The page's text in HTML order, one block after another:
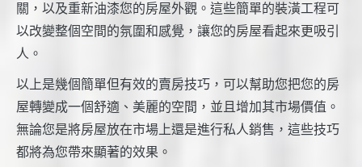
關，以及重新油漆您的房屋外觀。這些簡單的裝潢工程可
以改變整個空間的氛圍和感覺，讓您的房屋看起來更吸引
人。
以上是幾個簡單但有效的賣房技巧，可以幫助您把您的房
屋轉變成一個舒適、美麗的空間，並且增加其市場價值。
無論您是將房屋放在市場上還是進行私人銷售，這些技巧
都將為您帶來顯著的效果。